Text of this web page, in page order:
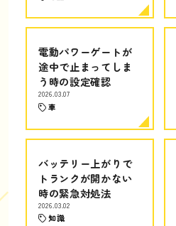
電動パワーゲートが
途中で止まってしま
う時の設定確認
2026.03.07
車
バッテリー上がりで
トランクが開かない
時の緊急対処法
2026.03.02
知識